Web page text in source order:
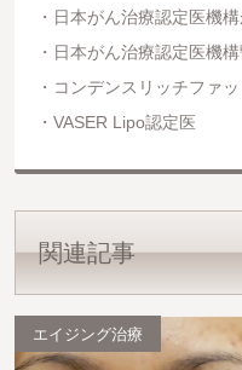
日本がん治療認定医機
日本がん治療認定医機
コンデンスリッチファ
VASER Lipo認定医
関連記事
エイジング治療